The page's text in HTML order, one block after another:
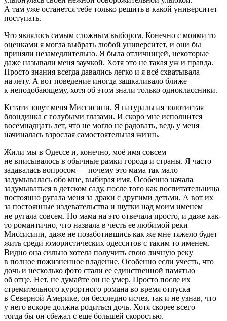
А там уже останется тебе только решить в какой университет
поступать.
Что являлось самым сложным выбором. Конечно с моими то
оценками я могла выбрать любой университет, и они бы
приняли незамедлительно. Я была отличницей, некоторые
даже называли меня заучкой. Хотя это не такая уж и правда.
Просто знания всегда давались легко и я всё схватывала
на лету. А вот поведение иногда зашкаливало ближе
к неподобающему, хотя об этом знали только одноклассники.
Кстати зовут меня Миссисипи. Я натуральная золотистая
блондинка с голубыми глазами. И скоро мне исполнится
восемнадцать лет, что не могло не радовать, ведь у меня
начиналась взрослая самостоятельная жизнь.
Жили мы в Одессе и, конечно, моё имя совсем
не вписывалось в обычные рамки города и страны. Я часто
задавалась вопросом — почему это мама так мало
задумывалась обо мне, выбирая имя. Особенно начала
задумываться в детском саду, после того как воспитательница
постоянно ругала меня за драки с другими детьми. А вот их
за постоянные издевательства и шутки над моим именем
не ругала совсем. Но мама на это отвечала просто, и даже как-
то романтично, что назвала в честь ее любимой реки
Миссисипи, даже не позаботившись как же мне тяжело будет
жить среди юмористических одесситов с таким то именем.
Видно она сильно хотела получить свою личную реку
в полное пожизненное владение. Особенно если учесть, что
дочь и несколько фото стали ее единственной памятью
об отце. Нет, не думайте он не умер. Просто после их
стремительного курортного романа во время отпуска
в Северной Америке, он бесследно исчез, так и не узнав, что
у него вскоре должна родиться дочь. Хотя скорее всего
тогда бы он сбежал с еще большей скоростью.